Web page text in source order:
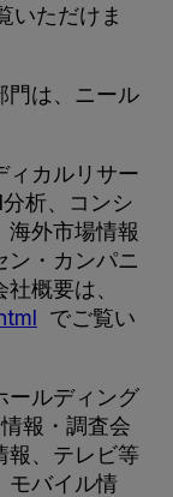
いただけま
門は、ニール
ィカルリサー
析、コンシ
海外市場情報
ン・カンパニ
概要は、
でご覧い
ールディング
報・調査会
報、テレビ等
モバイル情